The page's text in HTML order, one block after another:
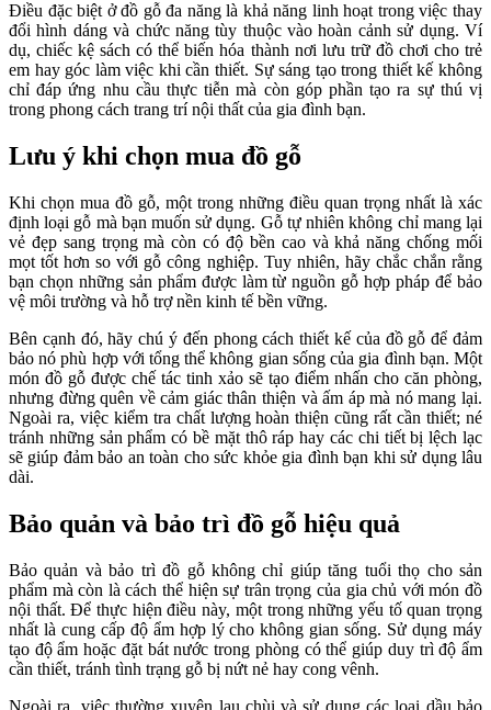
Điều đặc biệt ở đồ gỗ đa năng là khả năng linh hoạt trong việc thay
đổi hình dáng và chức năng tùy thuộc vào hoàn cảnh sử dụng. Ví
dụ, chiếc kệ sách có thể biến hóa thành nơi lưu trữ đồ chơi cho trẻ
em hay góc làm việc khi cần thiết. Sự sáng tạo trong thiết kế không
chỉ đáp ứng nhu cầu thực tiễn mà còn góp phần tạo ra sự thú vị
trong phong cách trang trí nội thất của gia đình bạn.
Lưu ý khi chọn mua đồ gỗ
Khi chọn mua đồ gỗ, một trong những điều quan trọng nhất là xác
định loại gỗ mà bạn muốn sử dụng. Gỗ tự nhiên không chỉ mang lại
vẻ đẹp sang trọng mà còn có độ bền cao và khả năng chống mối
mọt tốt hơn so với gỗ công nghiệp. Tuy nhiên, hãy chắc chắn rằng
bạn chọn những sản phẩm được làm từ nguồn gỗ hợp pháp để bảo
vệ môi trường và hỗ trợ nền kinh tế bền vững.
Bên cạnh đó, hãy chú ý đến phong cách thiết kế của đồ gỗ để đảm
bảo nó phù hợp với tổng thể không gian sống của gia đình bạn. Một
món đồ gỗ được chế tác tinh xảo sẽ tạo điểm nhấn cho căn phòng,
nhưng đừng quên về cảm giác thân thiện và ấm áp mà nó mang lại.
Ngoài ra, việc kiểm tra chất lượng hoàn thiện cũng rất cần thiết; né
tránh những sản phẩm có bề mặt thô ráp hay các chi tiết bị lệch lạc
sẽ giúp đảm bảo an toàn cho sức khỏe gia đình bạn khi sử dụng lâu
dài.
Bảo quản và bảo trì đồ gỗ hiệu quả
Bảo quản và bảo trì đồ gỗ không chỉ giúp tăng tuổi thọ cho sản
phẩm mà còn là cách thể hiện sự trân trọng của gia chủ với món đồ
nội thất. Để thực hiện điều này, một trong những yếu tố quan trọng
nhất là cung cấp độ ẩm hợp lý cho không gian sống. Sử dụng máy
tạo độ ẩm hoặc đặt bát nước trong phòng có thể giúp duy trì độ ẩm
cần thiết, tránh tình trạng gỗ bị nứt nẻ hay cong vênh.
Ngoài ra, việc thường xuyên lau chùi và sử dụng các loại dầu bảo